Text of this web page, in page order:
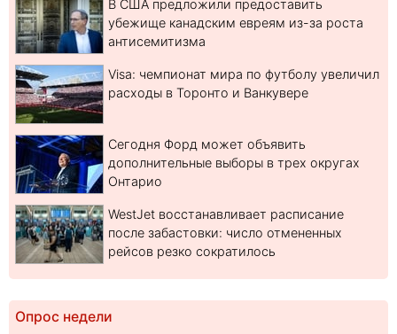
В США предложили предоставить
убежище канадским евреям из-за роста
антисемитизма
Visa: чемпионат мира по футболу увеличил
расходы в Торонто и Ванкувере
Сегодня Форд может объявить
дополнительные выборы в трех округах
Онтарио
WestJet восстанавливает расписание
после забастовки: число отмененных
рейсов резко сократилось
Опрос недели